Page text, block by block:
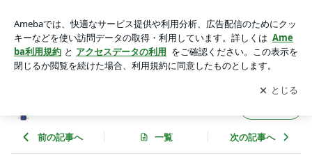
アプリをダウンロードして ブログの更新通知
を受け取りまし
ょう。
開く
前の記事へ 一覧 次の記事へ